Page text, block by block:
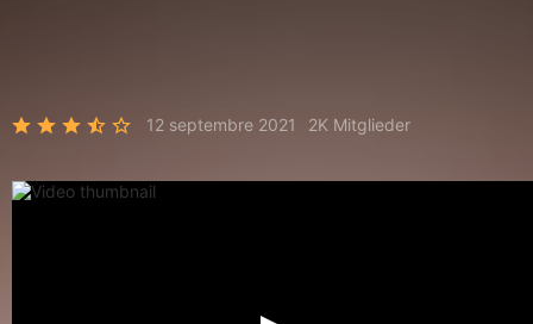
12 septembre 2021 2K Mitglieder